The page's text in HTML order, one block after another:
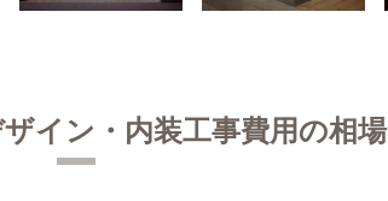
イン・内装工事費用の相場